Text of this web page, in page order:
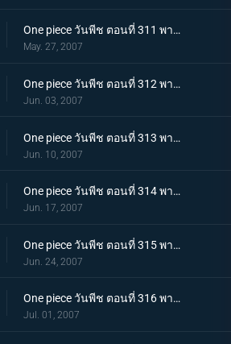
One piece วันพีช ตอนที่ 311 พากย์ไทย การหลบที่ยิ่งใหญ่! เส้นทางสู่ชัยชนะของโจรสลัด
May. 27, 2007
One piece วันพีช ตอนที่ 312 พากย์ไทย ขอบคุณสำหรับทุกอย่างแมรี่! หิมะตกบนทะเลแห่งการจากลา
Jun. 03, 2007
One piece วันพีช ตอนที่ 313 พากย์ไทย ความสงบที่ถูกทำลาย! พลเรือโทผู้ใช้หมัดแห่งความรัก
Jun. 10, 2007
One piece วันพีช ตอนที่ 314 พากย์ไทย ตระกูลสุดแกร่ง? พ่อของลูฟี่ที่ถูกเปิดเผย!
Jun. 17, 2007
One piece วันพีช ตอนที่ 315 พากย์ไทย ชื่อนั้นคือโลกใหม่! เส้นทางของแกรนไลน์!
Jun. 24, 2007
One piece วันพีช ตอนที่ 316 พากย์ไทย แชงคูสเคลื่อนไหว! หนทางสู่ยุคสมัยอันบ้าคลั่ง!!
Jul. 01, 2007